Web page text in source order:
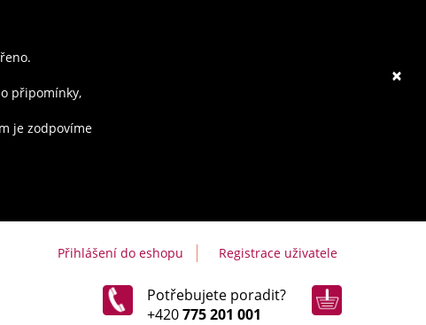
×
připomínky,
je zodpovíme
Přihlášení do eshopu Registrace uživatele
Potřebujete poradit?
+420775 201 001